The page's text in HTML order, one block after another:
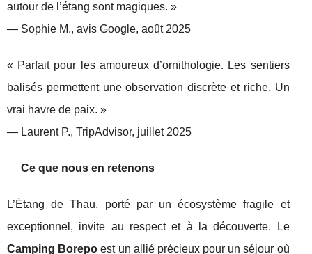
autour de l’étang sont magiques. »
— Sophie M., avis Google, août 2025
« Parfait pour les amoureux d’ornithologie. Les sentiers
balisés permettent une observation discrète et riche. Un
vrai havre de paix. »
— Laurent P., TripAdvisor, juillet 2025
Ce que nous en retenons
L’Étang de Thau, porté par un écosystème fragile et
exceptionnel, invite au respect et à la découverte. Le
Camping Borepo est un allié précieux pour un séjour où